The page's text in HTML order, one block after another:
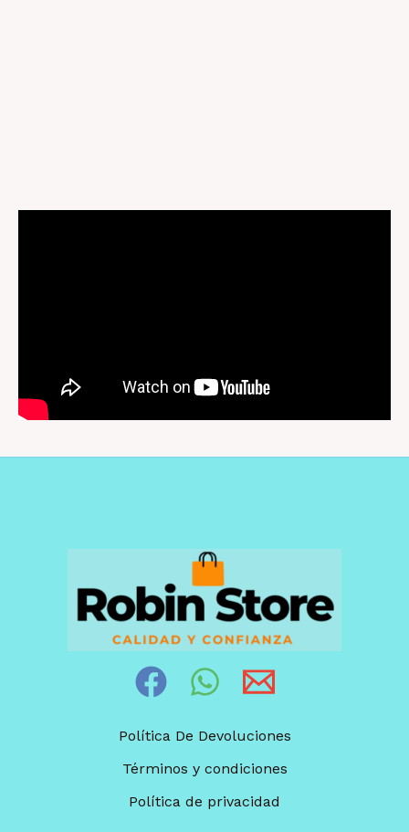
Política De Devoluciones
Términos y condiciones
Política de privacidad